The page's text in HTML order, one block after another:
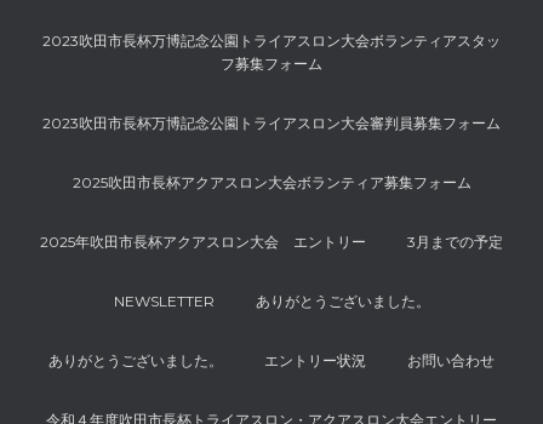
2023吹田市長杯万博記念公園トライアスロン大会ボランティアスタッ
フ募集フォーム
2023吹田市長杯万博記念公園トライアスロン大会審判員募集フォーム
2025吹田市長杯アクアスロン大会ボランティア募集フォーム
2025年吹田市長杯アクアスロン大会 エントリー 3月までの予定
NEWSLETTER ありがとうございました。
ありがとうございました。 エントリー状況 お問い合わせ
令和４年度吹田市長杯トライアスロン・アクアスロン大会エントリー